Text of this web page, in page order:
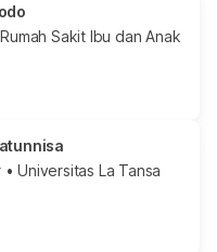
Sakit Ibu dan Anak
• Universitas La Tansa